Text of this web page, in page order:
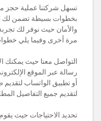
تسهل شركتنا عملية حجز
بخطوات بسيطة تضمن لك
والأمان حيث نوفر لك
مرة أخرى وفيما يلي
التواصل معنا حيث يمكنك
رسالة عبر الموقع
أو تطبيق الواتساب
لتقديم جميع التفاصيل
تحديد الاحتياجات حيث